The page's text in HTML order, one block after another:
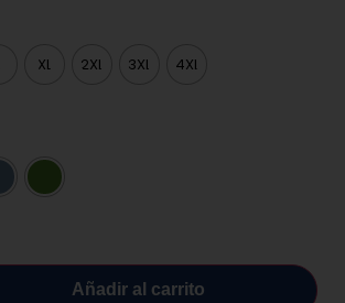
XL 2XL 3XL 4XL
Añadir al carrito